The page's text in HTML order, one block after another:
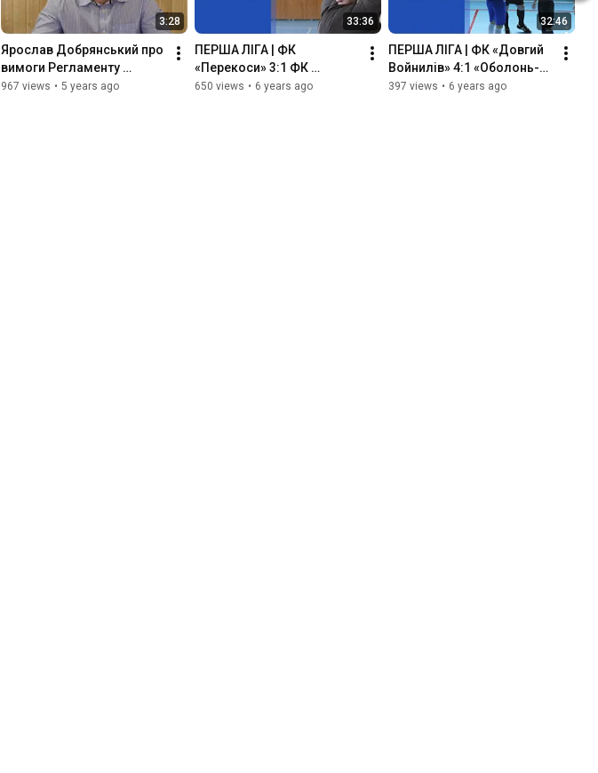
3:28
Ярослав Добрянський про
вимоги Регламенту
сезону-2020/2021 і
967 views • 5 years ago
33:36
ПЕРША ЛІГА | ФК
«Перекоси» 3:1 ФК
«Довгий Войнилів»
650 views • 6 years ago
32:46
ПЕРША ЛІГА | ФК «Довгий
Войнилів» 4:1 «Оболонь-
Підгірки» 02.02.20
397 views • 6 years ago